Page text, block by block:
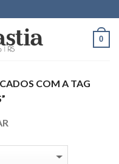
0
COM A TAG